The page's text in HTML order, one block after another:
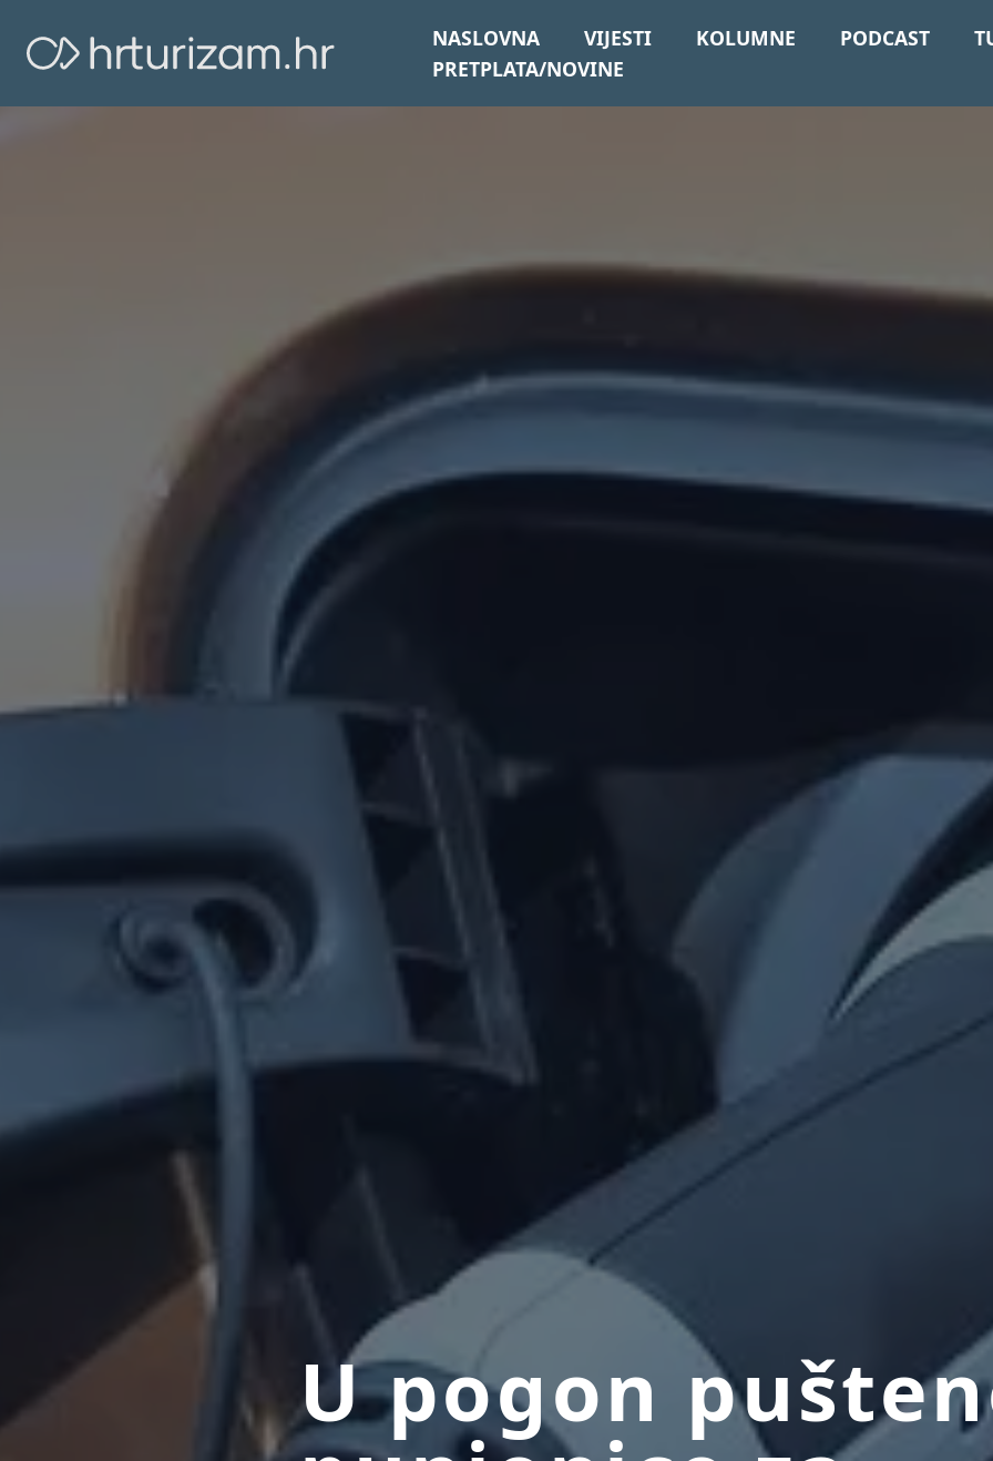
NASLOVNA VIJESTI KOLUMNE PODCAST
PRETPLATA/NOVINE
U pogon